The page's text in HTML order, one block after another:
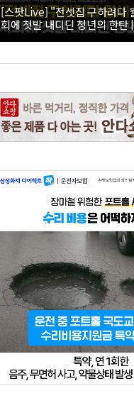
[스팟Live] "전셋집 구하려다
회에 첫발 내디딘 청년의 한탄
시 부동산 대토론회